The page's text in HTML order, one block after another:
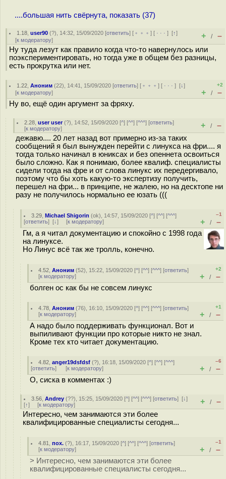
....большая нить свёрнута, показать (37)
1.18 ,user90 (?), 14:32, 15/09/2020 [ответить] [ ﹢﹢﹢] [ · · ·][↑]
[к модератору] + / –
Ну туда лезут как правило когда что-то навернулось или
поэкспериментировать, но тогда уже в общем без разницы,
есть прокрутка или нет.
1.22 ,Аноним (22), 14:41, 15/09/2020 [ответить] [ ﹢﹢﹢] [ · · ·][↓]
[к модератору]
+2
+ / –
Ну во, ещё один аргумент за фряху.
2.28 ,user user(?), 14:52, 15/09/2020 [^] [^^] [^^^] [ответить]
[к модератору] + / –
дежавю.... 20 лет назад вот примерно из-за таких
сообщений я был вынужден перейти с линукса на фри.... я
тогда только начинал в юниксах и без опеннета освоиться
было сложно. Как я понимаю, более квалиф. специалисты
сидели тогда на фре и от слова линукс их передергивало,
поэтому что бы хоть какую-то экспертизу получить,
перешел на фри... в принципе, не жалею, но на десктопе ни
разу не получилось нормально ее юзать (((
3.29 ,Michael Shigorin (ok), 14:57, 15/09/2020 [^] [^^] [^^^]
[ответить] [↓] [к модератору]
–1
+ / –
Гм, а я читал документацию и спокойно с 1998 года
на линуксе.
Но Линус всё так же тролль, конечно.
4.52 ,Аноним (52), 15:22, 15/09/2020 [^] [^^] [^^^] [ответить]
[к модератору]
+2
+ / –
болген ос как бы не совсем линукс
4.78 ,Аноним (76), 16:10, 15/09/2020 [^] [^^] [^^^] [ответить]
[к модератору]
+1
+ / –
А надо было поддерживать функционал. Вот и
выпиливают функции про которые никто не знал.
Кроме тех кто читает документацию.
4.82 ,anger19dsfdsf (?), 16:18, 15/09/2020 [^] [^^] [^^^]
[ответить] [к модератору]
–6
+ / –
О, сиска в комментах :)
3.56 ,Andrey (??), 15:25, 15/09/2020 [^] [^^] [^^^] [ответить][↓]
[↑] [к модератору] + / –
Интересно, чем занимаются эти более
квалифицированные специалисты сегодня...
4.81 ,пох. (?), 16:17, 15/09/2020 [^] [^^] [^^^] [ответить]
[к модератору]
–1
+ / –
> Интересно, чем занимаются эти более
квалифицированные специалисты сегодня...